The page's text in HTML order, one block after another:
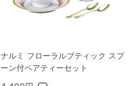
ナルミ フローラルブティック スプ
ーン付ペアティーセット